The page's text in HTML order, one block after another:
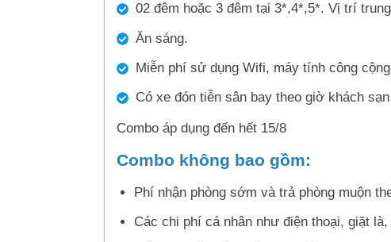
02 đêm hoặc 3 đêm tại 3*,4*,5*. Vị trí
Ăn sáng.
Miễn phí sử dụng Wifi, máy tính công
Có xe đón tiễn sân bay theo giờ khách
Combo áp dụng đến hết 15/8
Combo không bao gồm:
Phí nhận phòng sớm và trả phòng muộn
Các chi phí cá nhân như điện thoại, giặt